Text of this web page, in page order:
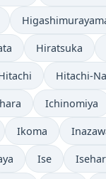
Hiratsuka
Hitachi-
Ichinomiya
Ikoma
Ise